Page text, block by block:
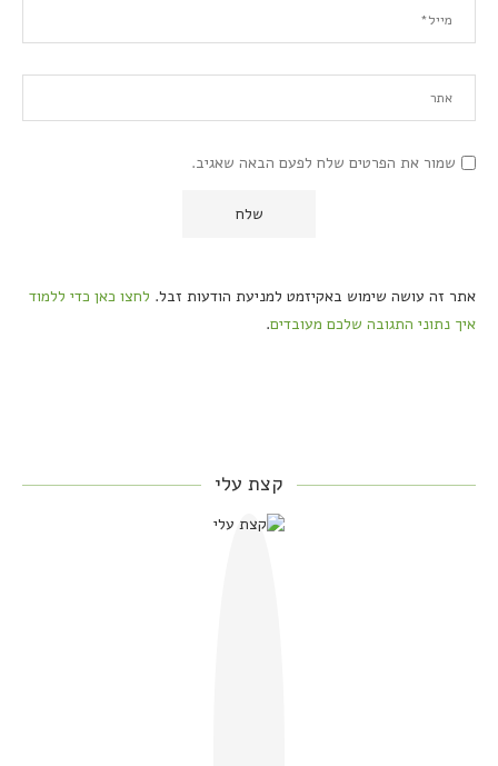
שמור את הפרטים שלח לפעם הבאה שאגיב.
אתר זה עושה שימוש באקיזמט למניעת הודעות זבל. לחצו כאן כדי ללמוד
איך נתוני התגובה שלכם מעובדים.
קצת עלי